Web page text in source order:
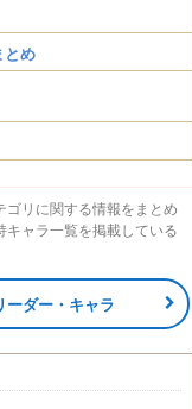
とめ
ゴリに関する情報をまとめ
ャラ一覧を掲載している
ーダー・キャラ